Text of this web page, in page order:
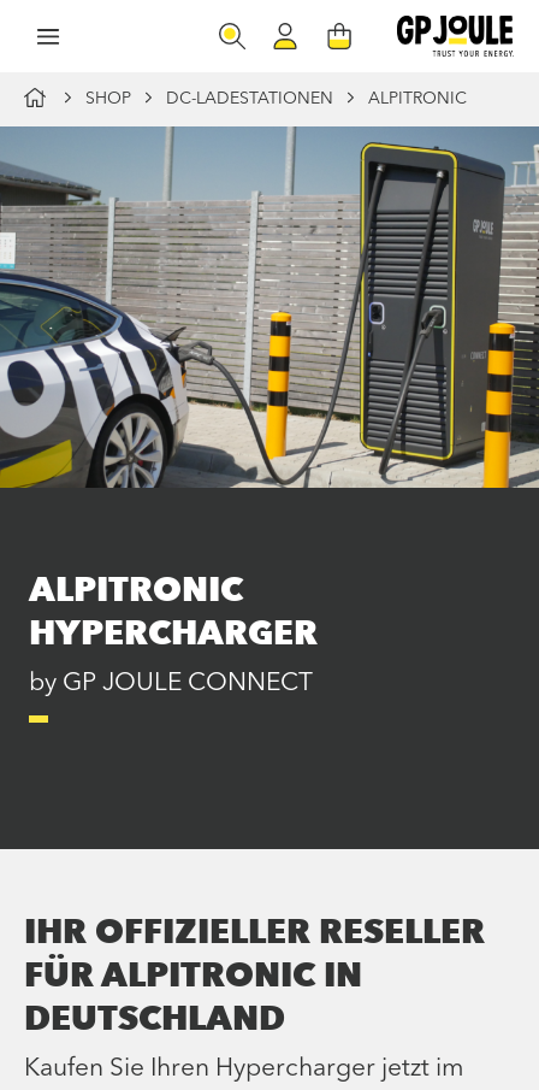
SHOP DC-LADESTATIONEN ALPITRONIC
ALPITRONIC
HYPERCHARGER
by GP JOULE CONNECT
IHR OFFIZIELLER RESELLER
FÜR ALPITRONIC IN
DEUTSCHLAND
Kaufen Sie Ihren Hypercharger jetzt im